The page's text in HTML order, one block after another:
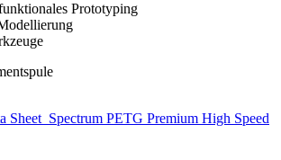
Prototyping
Sheet_Spectrum PETG Premium High Speed